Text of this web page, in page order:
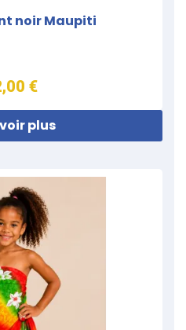
noir Maupiti
€
plus